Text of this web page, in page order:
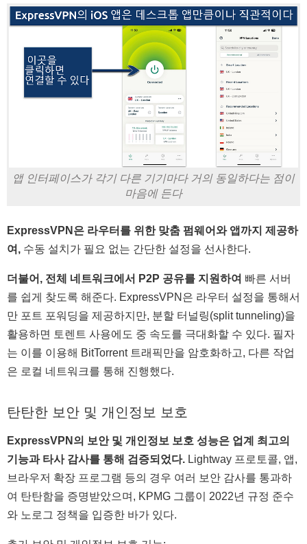
앱 인터페이스가 각기 다른 기기마다 거의 동일하다는 점이
마음에 든다
ExpressVPN은 라우터를 위한 맞춤 펌웨어와 앱까지 제공하
여, 수동 설치가 필요 없는 간단한 설정을 선사한다.
더불어, 전체 네트워크에서 P2P 공유를 지원하여 빠른 서버
를 쉽게 찾도록 해준다. ExpressVPN은 라우터 설정을 통해서
만 포트 포워딩을 제공하지만, 분할 터널링(split tunneling)을
활용하면 토렌트 사용에도 중 속도를 극대화할 수 있다. 필자
는 이를 이용해 BitTorrent 트래픽만을 암호화하고, 다른 작업
은 로컬 네트워크를 통해 진행했다.
탄탄한 보안 및 개인정보 보호
ExpressVPN의 보안 및 개인정보 보호 성능은 업계 최고의
기능과 타사 감사를 통해 검증되었다. Lightway 프로토콜, 앱,
브라우저 확장 프로그램 등의 경우 여러 보안 감사를 통과하
여 탄탄함을 증명받았으며, KPMG 그룹이 2022년 규정 준수
와 노로그 정책을 입증한 바가 있다.